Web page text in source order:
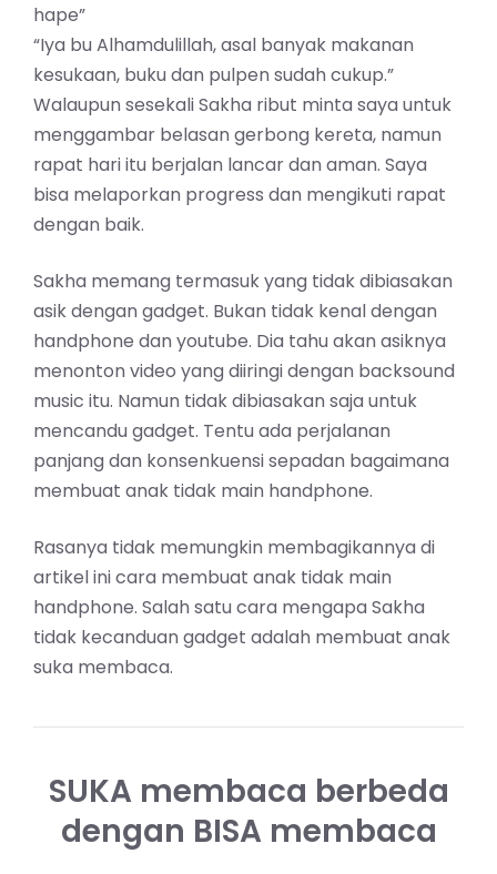
hape”
“Iya bu Alhamdulillah, asal banyak makanan
kesukaan, buku dan pulpen sudah cukup.”
Walaupun sesekali Sakha ribut minta saya untuk
menggambar belasan gerbong kereta, namun
rapat hari itu berjalan lancar dan aman. Saya
bisa melaporkan progress dan mengikuti rapat
dengan baik.
Sakha memang termasuk yang tidak dibiasakan
asik dengan gadget. Bukan tidak kenal dengan
handphone dan youtube. Dia tahu akan asiknya
menonton video yang diiringi dengan backsound
music itu. Namun tidak dibiasakan saja untuk
mencandu gadget. Tentu ada perjalanan
panjang dan konsenkuensi sepadan bagaimana
membuat anak tidak main handphone.
Rasanya tidak memungkin membagikannya di
artikel ini cara membuat anak tidak main
handphone. Salah satu cara mengapa Sakha
tidak kecanduan gadget adalah membuat anak
suka membaca.
SUKA membaca berbeda
dengan BISA membaca